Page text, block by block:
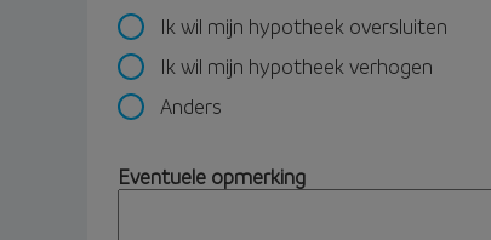
Ik wil mijn hypotheek oversluiten
Ik wil mijn hypotheek verhogen
Anders
Eventuele opmerking